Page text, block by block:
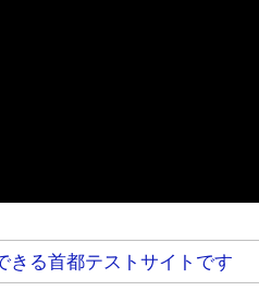
きる首都テストサイトです